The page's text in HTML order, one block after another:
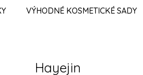
VÝHODNÉ KOSMETICKÉ SADY
Hayejin